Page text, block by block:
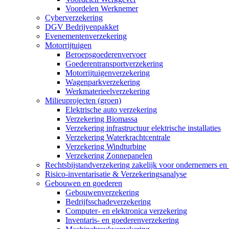
Voordelen Werknemer
Cyberverzekering
DGV Bedrijvenpakket
Evenementenverzekering
Motorrijtuigen
Beroepsgoederenvervoer
Goederentransportverzekering
Motorrijtuigenverzekering
Wagenparkverzekering
Werkmaterieelverzekering
Milieuprojecten (groen)
Elektrische auto verzekering
Verzekering Biomassa
Verzekering infrastructuur elektrische installaties
Verzekering Waterkrachtcentrale
Verzekering Windturbine
Verzekering Zonnepanelen
Rechtsbijstandverzekering zakelijk voor ondernemers
Risico-inventarisatie & Verzekeringsanalyse
Gebouwen en goederen
Gebouwenverzekering
Bedrijfsschadeverzekering
Computer- en elektronica verzekering
Inventaris- en goederenverzekering